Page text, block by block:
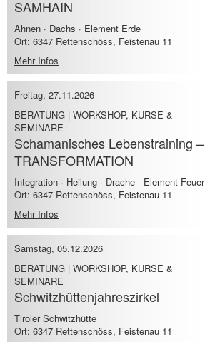
SAMHAIN
Ahnen · Dachs · Element Erde
Ort: 6347 Rettenschöss, Feistenau 11
Mehr Infos
Freitag, 27.11.2026
BERATUNG | WORKSHOP, KURSE &
SEMINARE
Schamanisches Lebenstraining –
TRANSFORMATION
Integration · Heilung · Drache · Element Feuer
Ort: 6347 Rettenschöss, Feistenau 11
Mehr Infos
Samstag, 05.12.2026
BERATUNG | WORKSHOP, KURSE &
SEMINARE
Schwitzhüttenjahreszirkel
Tiroler Schwitzhütte
Ort: 6347 Rettenschöss, Feistenau 11